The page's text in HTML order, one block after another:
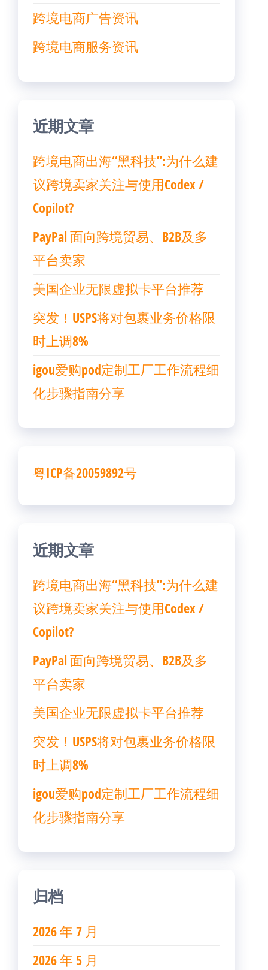
跨境电商广告资讯
跨境电商服务资讯
近期文章
跨境电商出海“黑科技”:为什么建
议跨境卖家关注与使用Codex /
Copilot?
PayPal 面向跨境贸易、B2B及多
平台卖家
美国企业无限虚拟卡平台推荐
突发！USPS将对包裹业务价格限
时上调8%
igou爱购pod定制工厂工作流程细
化步骤指南分享
粤ICP备20059892号
近期文章
跨境电商出海“黑科技”:为什么建
议跨境卖家关注与使用Codex /
Copilot?
PayPal 面向跨境贸易、B2B及多
平台卖家
美国企业无限虚拟卡平台推荐
突发！USPS将对包裹业务价格限
时上调8%
igou爱购pod定制工厂工作流程细
化步骤指南分享
归档
2026 年 7 月
2026 年 5 月